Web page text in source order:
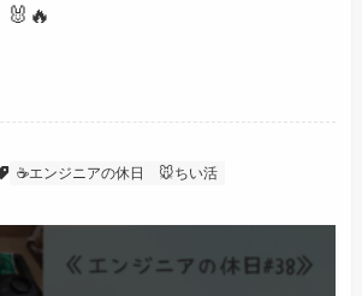
🐰🔥
☕エンジニアの休日 🐭ちい活